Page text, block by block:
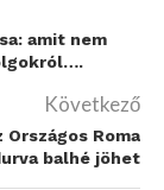
amit nem
Következő
Roma
balhé jöhet